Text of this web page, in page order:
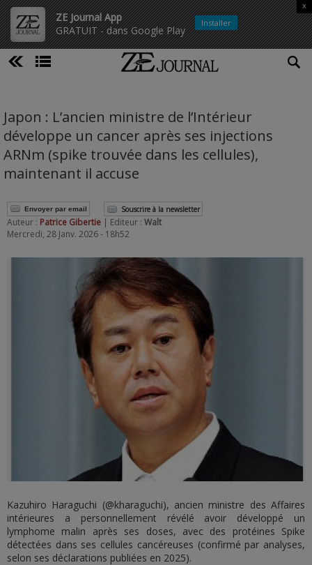
ZE Journal App
GRATUIT - dans Google Play
x
Installer
Japon : L’ancien ministre de l’Intérieur
développe un cancer après ses injections
ARNm (spike trouvée dans les cellules),
maintenant il accuse
Envoyer par email Souscrire à la newsletter
Auteur : Patrice Gibertie | Editeur : Walt
Mercredi, 28 Janv. 2026 - 18h52
Kazuhiro Haraguchi (@kharaguchi), ancien ministre des Affaires
intérieures a personnellement révélé avoir développé un
lymphome malin après ses doses, avec des protéines Spike
détectées dans ses cellules cancéreuses (confirmé par analyses,
selon ses déclarations publiées en 2025).